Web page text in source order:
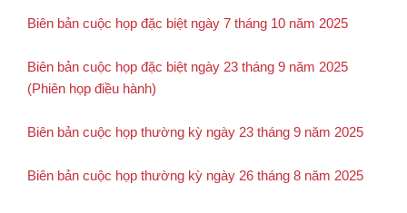
Biên bản cuộc họp đặc biệt ngày 7 tháng 10 năm 2025
Biên bản cuộc họp đặc biệt ngày 23 tháng 9 năm 2025
(Phiên họp điều hành)
Biên bản cuộc họp thường kỳ ngày 23 tháng 9 năm 2025
Biên bản cuộc họp thường kỳ ngày 26 tháng 8 năm 2025